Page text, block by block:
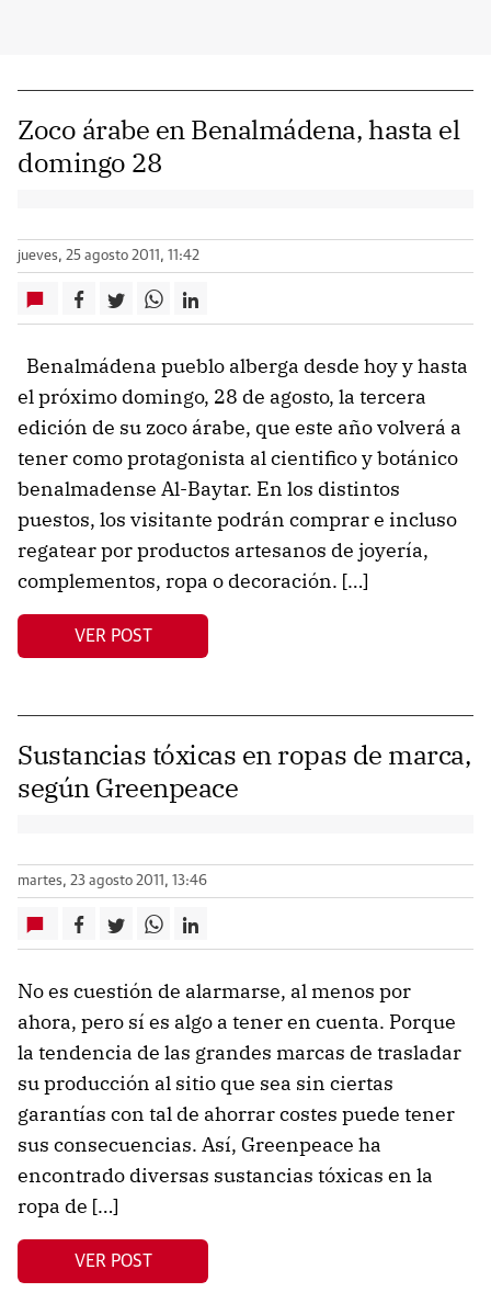
Zoco árabe en Benalmádena, hasta el
domingo 28
jueves, 25 agosto 2011, 11:42
Benalmádena pueblo alberga desde hoy y hasta
el próximo domingo, 28 de agosto, la tercera
edición de su zoco árabe, que este año volverá a
tener como protagonista al cientifico y botánico
benalmadense Al-Baytar. En los distintos
puestos, los visitante podrán comprar e incluso
regatear por productos artesanos de joyería,
complementos, ropa o decoración. […]
VER POST
Sustancias tóxicas en ropas de marca,
según Greenpeace
martes, 23 agosto 2011, 13:46
No es cuestión de alarmarse, al menos por
ahora, pero sí es algo a tener en cuenta. Porque
la tendencia de las grandes marcas de trasladar
su producción al sitio que sea sin ciertas
garantías con tal de ahorrar costes puede tener
sus consecuencias. Así, Greenpeace ha
encontrado diversas sustancias tóxicas en la
ropa de […]
VER POST